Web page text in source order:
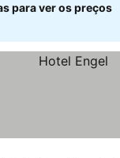
para ver os preços